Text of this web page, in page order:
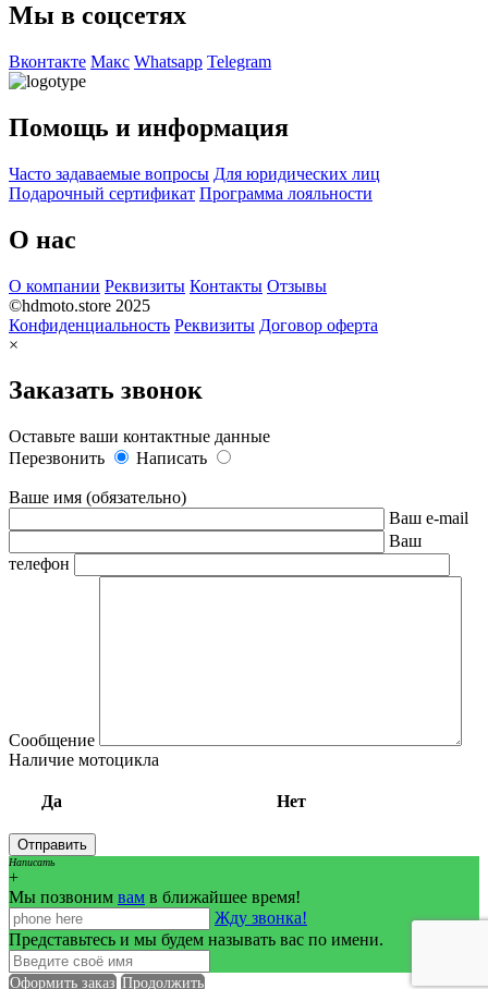
Мы в соцсетях
Вконтакте Макс Whatsapp Telegram
Помощь и информация
Часто задаваемые вопросы Для юридических лиц
Подарочный сертификат Программа лояльности
О нас
О компании Реквизиты Контакты Отзывы
©hdmoto.store 2025
Конфиденциальность Реквизиты Договор оферта
×
Заказать звонок
Оставьте ваши контактные данные
Перезвонить
Написать
Ваше имя (обязательно)
Ваш e-mail
Ваш
телефон
Сообщение
Наличие мотоцикла
Да Нет
Написать
+
Мы позвоним вам в ближайшее время!
Жду звонка!
Представьтесь и мы будем называть вас по имени.
Оформить заказ Продолжить